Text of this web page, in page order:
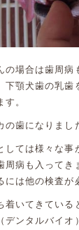
の場合は歯周病
下顎犬歯の乳歯
。
の歯になりまし
しては様々な事
周病も入ってき
には他の検査が
着いてきている
デンタルバイオ